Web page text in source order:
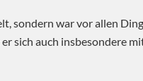
sondern war vor allen
sich auch insbesondere